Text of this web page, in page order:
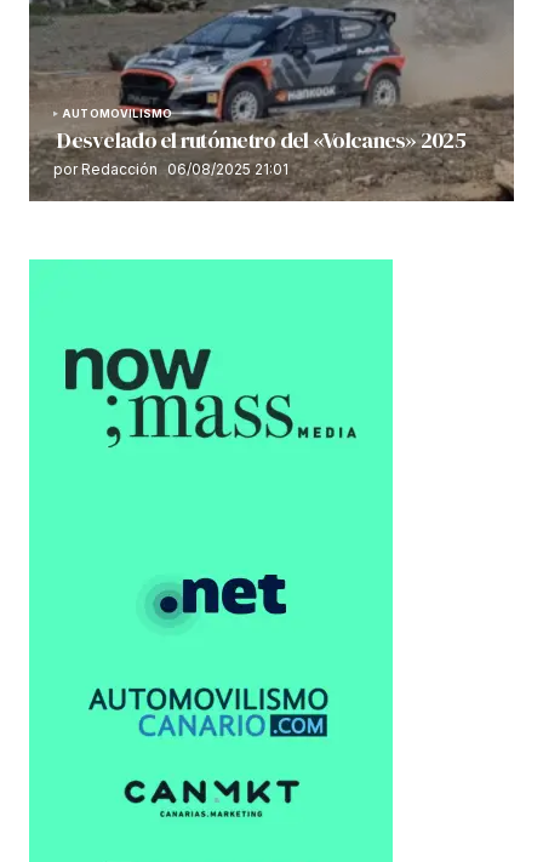
AUTOMOVILISMO
Desvelado el rutómetro del «Volcanes» 2025
por Redacción 06/08/2025 21:01